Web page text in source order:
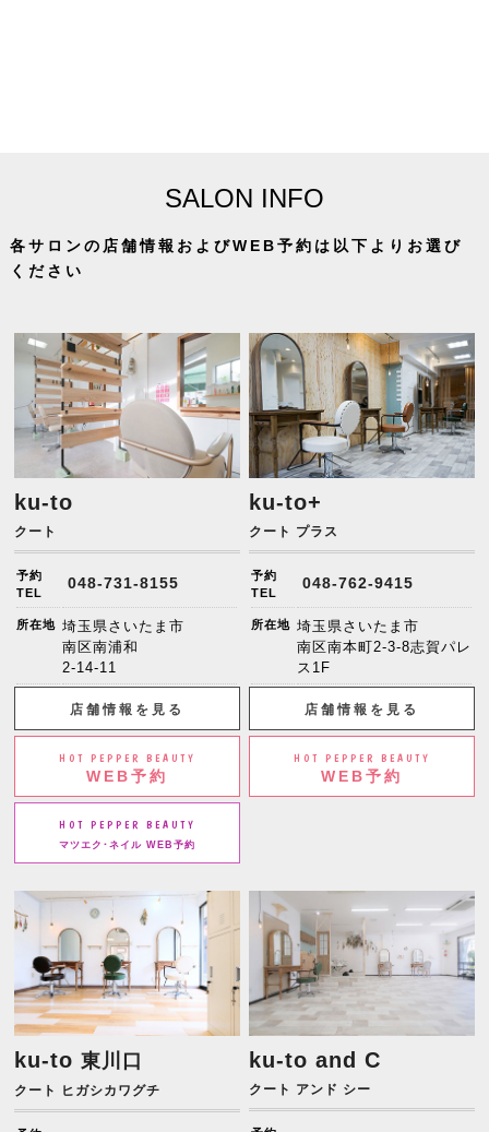
SALON INFO
各サロンの店舗情報およびWEB予約は以下よりお選び
ください
ku-to
クート
予約
TEL
048-731-8155
所在地 埼玉県さいたま市
南区南浦和
2-14-11
店舗情報を見る
HOT PEPPER BEAUTY
WEB予約
HOT PEPPER BEAUTY
マツエク･ネイル WEB予約
ku-to+
クート プラス
予約
TEL
048-762-9415
所在地 埼玉県さいたま市
南区南本町2-3-8志賀パレ
ス1F
店舗情報を見る
HOT PEPPER BEAUTY
WEB予約
ku-to東川口
クート ヒガシカワグチ
ku-to and C
クート アンド シー